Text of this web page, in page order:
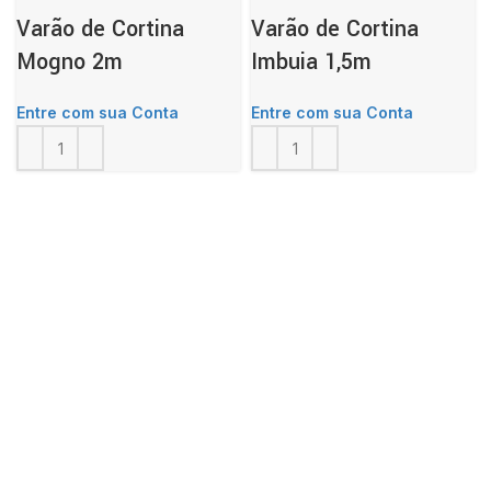
Varão de Cortina
Mogno 2m
Entre com sua Conta
Varão de Cortina
Imbuia 1,5m
Entre com sua Conta